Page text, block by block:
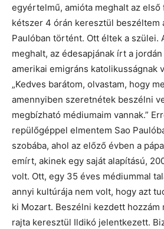
egyértelmű, amióta meghalt az első
kétszer 4 órán keresztül beszéltem
Paulóban történt. Ott éltek a szülei.
meghalt, az édesapjának írt a
amerikai emigráns katolikusságnak
„Kedves barátom, olvastam, hogy
amennyiben szeretnétek beszélni
megbízható médiumaim vannak.”
repülőgéppel elmentem Sao
szobába, ahol az előző évben a
emírt, akinek egy saját alapítású,
volt. Ott, egy 35 éves médiummal
annyi kultúrája nem volt, hogy azt
ki Mozart. Beszélni kezdett hozzám
rajta keresztül Ildikó jelentkezett.